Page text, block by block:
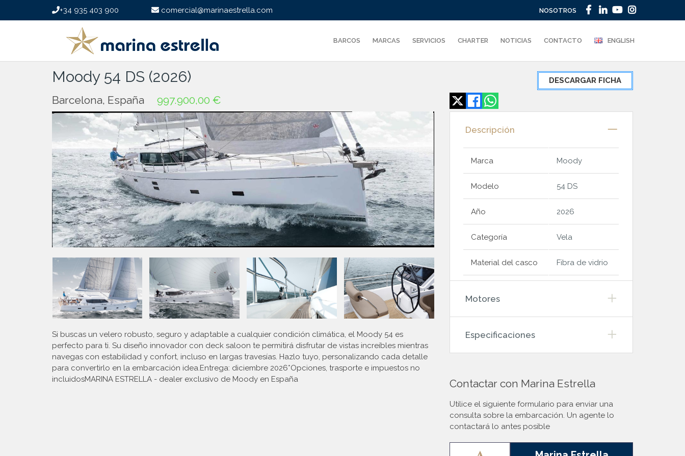
+34 935 403 900 comercial@marinaestrella.com NOSOTROS
BARCOS MARCAS SERVICIOS CHARTER NOTICIAS CONTACTO ENGLISH
Moody 54 DS (2026) DESCARGAR FICHA
Barcelona, España 997.900,00 €
Si buscas un velero robusto, seguro y adaptable a cualquier condición climática, el Moody 54 es
perfecto para ti. Su diseño innovador con deck saloon te permitirá disfrutar de vistas increíbles mientras
navegas con estabilidad y confort, incluso en largas travesías. Hazlo tuyo, personalizando cada detalle
para convertirlo en la embarcación idea.Entrega: diciembre 2026*Opciones, trasporte e impuestos no
incluidosMARINA ESTRELLA - dealer exclusivo de Moody en España
Descripción
Marca Moody
Modelo 54 DS
Año 2026
Categoría Vela
Material del casco Fibra de vidrio
Motores
Especificaciones
Contactar con Marina Estrella
Utilice el siguiente formulario para enviar una
consulta sobre la embarcación. Un agente lo
contactará lo antes posible